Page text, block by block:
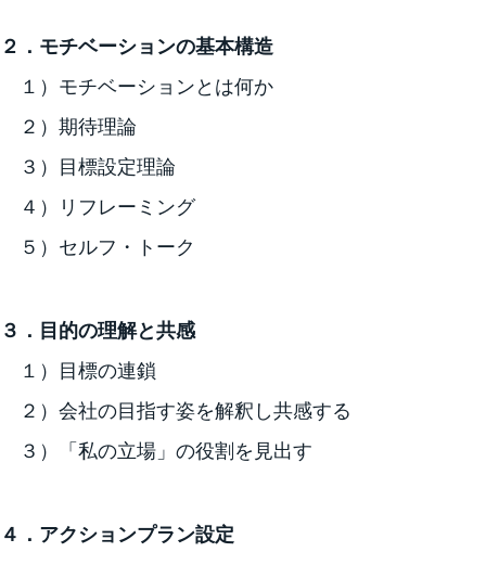
２．モチベーションの基本構造
１）モチベーションとは何か
２）期待理論
３）目標設定理論
４）リフレーミング
５）セルフ・トーク
３．目的の理解と共感
１）目標の連鎖
２）会社の目指す姿を解釈し共感する
３）「私の立場」の役割を見出す
４．アクションプラン設定